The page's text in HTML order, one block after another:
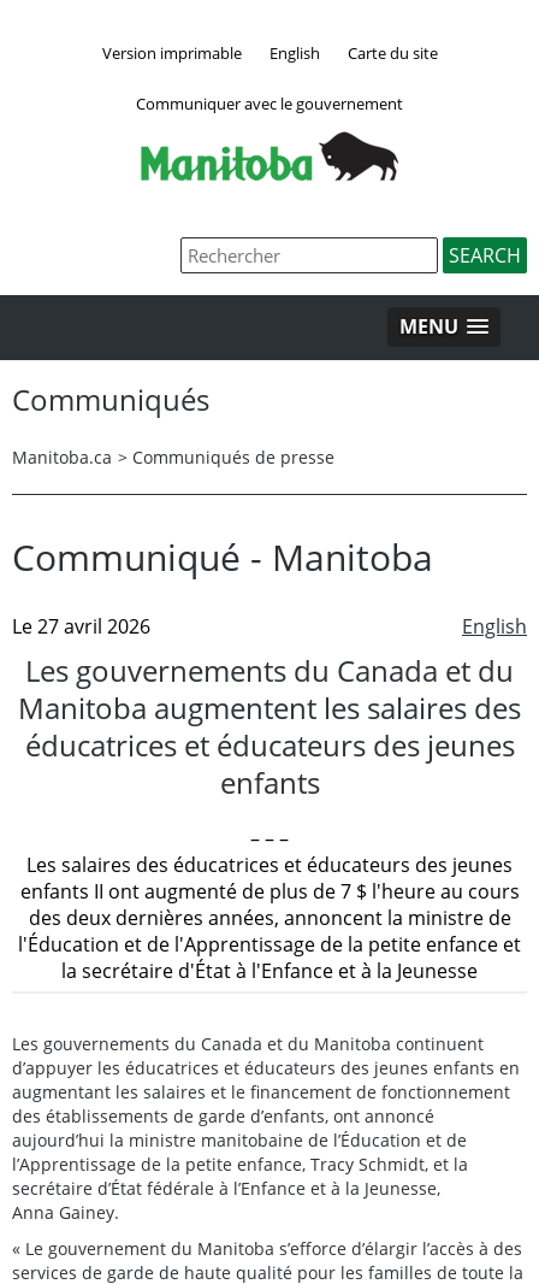
Version imprimable English Carte du site
Communiquer avec le gouvernement
MENU
Communiqués
Manitoba.ca > Communiqués de presse
Communiqué - Manitoba
English
Le 27 avril 2026
Les gouvernements du Canada et du
Manitoba augmentent les salaires des
éducatrices et éducateurs des jeunes
enfants
– – –
Les salaires des éducatrices et éducateurs des jeunes
enfants II ont augmenté de plus de 7 $ l'heure au cours
des deux dernières années, annoncent la ministre de
l'Éducation et de l'Apprentissage de la petite enfance et
la secrétaire d'État à l'Enfance et à la Jeunesse
Les gouvernements du Canada et du Manitoba continuent
d’appuyer les éducatrices et éducateurs des jeunes enfants en
augmentant les salaires et le financement de fonctionnement
des établissements de garde d’enfants, ont annoncé
aujourd’hui la ministre manitobaine de l’Éducation et de
l’Apprentissage de la petite enfance, Tracy Schmidt, et la
secrétaire d’État fédérale à l’Enfance et à la Jeunesse,
Anna Gainey.
« Le gouvernement du Manitoba s’efforce d’élargir l’accès à des
services de garde de haute qualité pour les familles de toute la